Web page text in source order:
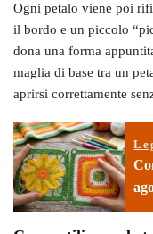
Ogni petalo viene poi
il bordo e un piccolo
dona una forma
maglia di base tra un
aprirsi correttamente